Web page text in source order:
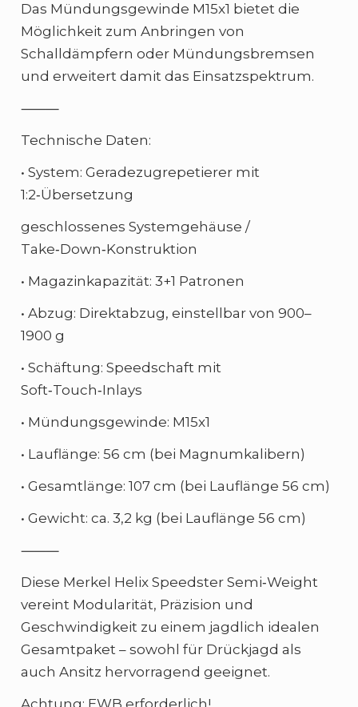
Das Mündungsgewinde M15x1 bietet die
Möglichkeit zum Anbringen von
Schalldämpfern oder Mündungsbremsen
und erweitert damit das Einsatzspektrum.
⸻
Technische Daten:
• System: Geradezugrepetierer mit
1:2‑Übersetzung
geschlossenes Systemgehäuse /
Take‑Down‑Konstruktion
• Magazinkapazität: 3+1 Patronen
• Abzug: Direktabzug, einstellbar von 900–
1900 g
• Schäftung: Speedschaft mit
Soft‑Touch‑Inlays
• Mündungsgewinde: M15x1
• Lauflänge: 56 cm (bei Magnumkalibern)
• Gesamtlänge: 107 cm (bei Lauflänge 56 cm)
• Gewicht: ca. 3,2 kg (bei Lauflänge 56 cm)
⸻
Diese Merkel Helix Speedster Semi‑Weight
vereint Modularität, Präzision und
Geschwindigkeit zu einem jagdlich idealen
Gesamtpaket – sowohl für Drückjagd als
auch Ansitz hervorragend geeignet.